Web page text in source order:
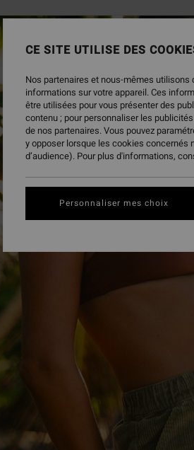
CE SITE UTILISE DES
Nos partenaires et nous-mêmes
informations sur votre appareil. Ces
être utilisées pour vous présenter des
contenu ; pour personnaliser les
de nos partenaires. Vous pouvez
y opposer lorsque les cookies concernés
d’audience). Pour plus d'informations,
Personnaliser mes choix